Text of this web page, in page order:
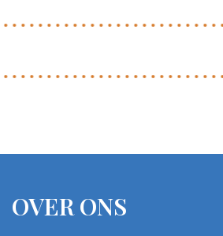
OVER ONS